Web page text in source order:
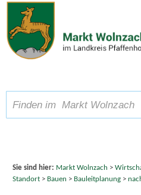
Zum Inhalt,zur Navigation
Schriftgröße A A A
Sie sind hier: Markt Wolnzach >
Standort> Bauen > Bauleitplanung>